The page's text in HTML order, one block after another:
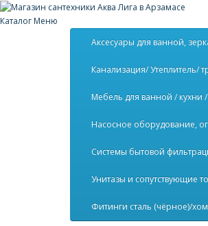
Каталог Меню
Аксесуары для ванной,
Канализация/ Утеплитель/
Мебель для ванной /
Насосное оборудование,
Системы бытовой
Унитазы и сопутствующие
Фитинги сталь (чёрное)/